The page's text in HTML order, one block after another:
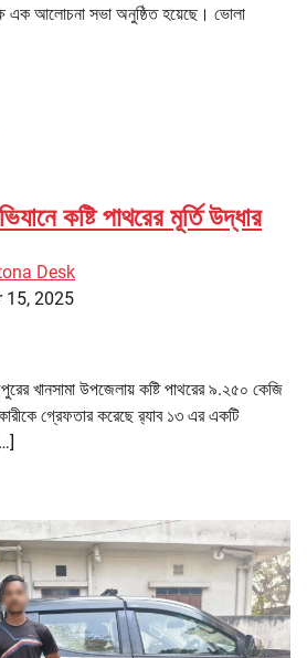
এক আলোচনা সভা অনুষ্ঠিত হয়েছে। ভোলা
কষ্টি পাথরের মূর্তি উদ্ধার
Desk
15, 2025
খানসামা উপজেলায় কষ্টি পাথরের ৯.২৫০ কেজি
গ্রেফতার করেছে র‌্যাব ১৩ এর একটি